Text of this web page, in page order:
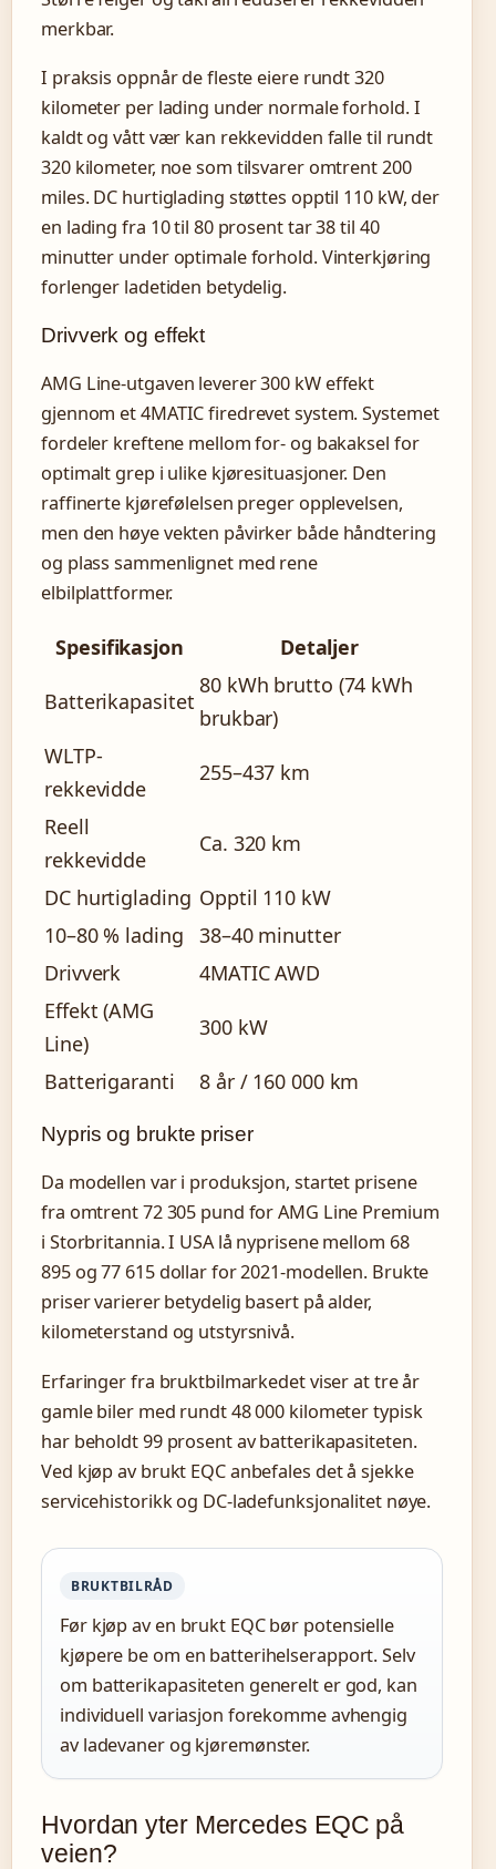
merkbar.
I praksis oppnår de fleste eiere rundt 320
kilometer per lading under normale forhold. I
kaldt og vått vær kan rekkevidden falle til rundt
320 kilometer, noe som tilsvarer omtrent 200
miles. DC hurtiglading støttes opptil 110 kW, der
en lading fra 10 til 80 prosent tar 38 til 40
minutter under optimale forhold. Vinterkjøring
forlenger ladetiden betydelig.
Drivverk og effekt
AMG Line-utgaven leverer 300 kW effekt
gjennom et 4MATIC firedrevet system. Systemet
fordeler kreftene mellom for- og bakaksel for
optimalt grep i ulike kjøresituasjoner. Den
raffinerte kjørefølelsen preger opplevelsen,
men den høye vekten påvirker både håndtering
og plass sammenlignet med rene
elbilplattformer.
Spesifikasjon Detaljer
Batterikapasitet
80 kWh brutto (74 kWh
brukbar)
WLTP-
rekkevidde
255–437 km
Reell
rekkevidde
Ca. 320 km
DC hurtiglading Opptil 110 kW
10–80 % lading
38–40 minutter
Drivverk
4MATIC AWD
Effekt (AMG
Line)
300 kW
Batterigaranti 8 år / 160 000 km
Nypris og brukte priser
Da modellen var i produksjon, startet prisene
fra omtrent 72 305 pund for AMG Line Premium
i Storbritannia. I USA lå nyprisene mellom 68
895 og 77 615 dollar for 2021-modellen. Brukte
priser varierer betydelig basert på alder,
kilometerstand og utstyrsnivå.
Erfaringer fra bruktbilmarkedet viser at tre år
gamle biler med rundt 48 000 kilometer typisk
har beholdt 99 prosent av batterikapasiteten.
Ved kjøp av brukt EQC anbefales det å sjekke
servicehistorikk og DC-ladefunksjonalitet nøye.
BRUKTBILRÅD
Før kjøp av en brukt EQC bør potensielle
kjøpere be om en batterihelserapport. Selv
om batterikapasiteten generelt er god, kan
individuell variasjon forekomme avhengig
av ladevaner og kjøremønster.
Hvordan yter Mercedes EQC på
veien?